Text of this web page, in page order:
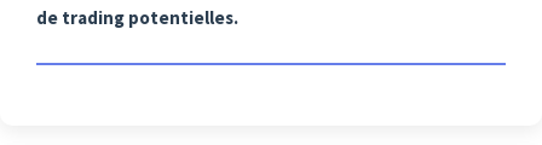
de trading potentielles.